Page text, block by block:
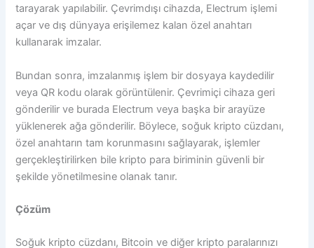
tarayarak yapılabilir. Çevrimdışı cihazda, Electrum işlemi
açar ve dış dünyaya erişilemez kalan özel anahtarı
kullanarak imzalar.
Bundan sonra, imzalanmış işlem bir dosyaya kaydedilir
veya QR kodu olarak görüntülenir. Çevrimiçi cihaza geri
gönderilir ve burada Electrum veya başka bir arayüze
yüklenerek ağa gönderilir. Böylece, soğuk kripto cüzdanı,
özel anahtarın tam korunmasını sağlayarak, işlemler
gerçekleştirilirken bile kripto para biriminin güvenli bir
şekilde yönetilmesine olanak tanır.
Çözüm
Soğuk kripto cüzdanı, Bitcoin ve diğer kripto paralarınızı